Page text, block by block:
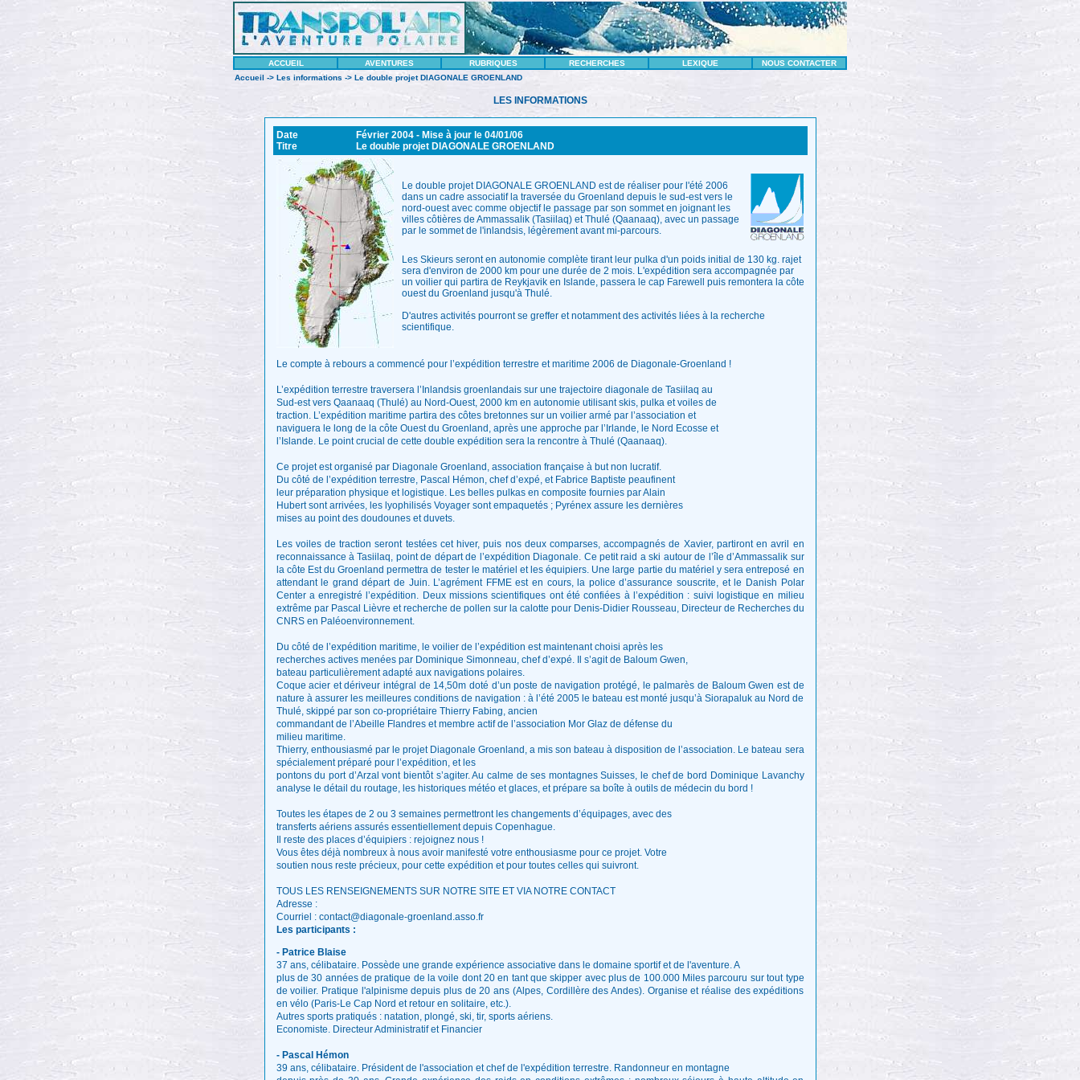
ACCUEIL AVENTURES RUBRIQUES RECHERCHES LEXIQUE
NOUS CONTACTER
Accueil -> Les informations -> Le double projet DIAGONALE GROENLAND
LES INFORMATIONS
Date
Titre
Février 2004 - Mise à jour le 04/01/06
Le double projet DIAGONALE GROENLAND
Le double projet DIAGONALE GROENLAND est de réaliser pour l'été 2006
dans un cadre associatif la traversée du Groenland depuis le sud-est vers le
nord-ouest avec comme objectif le passage par son sommet en joignant les
villes côtières de Ammassalik (Tasiilaq) et Thulé (Qaanaaq), avec un passage
par le sommet de l'inlandsis, légèrement avant mi-parcours.
Les Skieurs seront en autonomie complète tirant leur pulka d'un poids initial de 130 kg. rajet
sera d'environ de 2000 km pour une durée de 2 mois. L'expédition sera accompagnée par
un voilier qui partira de Reykjavik en Islande, passera le cap Farewell puis remontera la côte
ouest du Groenland jusqu'à Thulé.
D'autres activités pourront se greffer et notamment des activités liées à la recherche
scientifique.
Le compte à rebours a commencé pour l’expédition terrestre et maritime 2006 de Diagonale-Groenland !
L’expédition terrestre traversera l’Inlandsis groenlandais sur une trajectoire diagonale de Tasiilaq au
Sud-est vers Qaanaaq (Thulé) au Nord-Ouest, 2000 km en autonomie utilisant skis, pulka et voiles de
traction. L’expédition maritime partira des côtes bretonnes sur un voilier armé par l’association et
naviguera le long de la côte Ouest du Groenland, après une approche par l’Irlande, le Nord Ecosse et
l’Islande. Le point crucial de cette double expédition sera la rencontre à Thulé (Qaanaaq).
Ce projet est organisé par Diagonale Groenland, association française à but non lucratif.
Du côté de l’expédition terrestre, Pascal Hémon, chef d’expé, et Fabrice Baptiste peaufinent
leur préparation physique et logistique. Les belles pulkas en composite fournies par Alain
Hubert sont arrivées, les lyophilisés Voyager sont empaquetés ; Pyrénex assure les dernières
mises au point des doudounes et duvets.
Les voiles de traction seront testées cet hiver, puis nos deux comparses, accompagnés de Xavier, partiront en avril en
reconnaissance à Tasiilaq, point de départ de l’expédition Diagonale. Ce petit raid a ski autour de l’île d’Ammassalik sur
la côte Est du Groenland permettra de tester le matériel et les équipiers. Une large partie du matériel y sera entreposé en
attendant le grand départ de Juin. L’agrément FFME est en cours, la police d’assurance souscrite, et le Danish Polar
Center a enregistré l’expédition. Deux missions scientifiques ont été confiées à l’expédition : suivi logistique en milieu
extrême par Pascal Lièvre et recherche de pollen sur la calotte pour Denis-Didier Rousseau, Directeur de Recherches du
CNRS en Paléoenvironnement.
Du côté de l’expédition maritime, le voilier de l’expédition est maintenant choisi après les
recherches actives menées par Dominique Simonneau, chef d’expé. Il s’agit de Baloum Gwen,
bateau particulièrement adapté aux navigations polaires.
Coque acier et dériveur intégral de 14,50m doté d’un poste de navigation protégé, le palmarès de Baloum Gwen est de
nature à assurer les meilleures conditions de navigation : à l’été 2005 le bateau est monté jusqu’à Siorapaluk au Nord de
Thulé, skippé par son co-propriétaire Thierry Fabing, ancien
commandant de l’Abeille Flandres et membre actif de l’association Mor Glaz de défense du
milieu maritime.
Thierry, enthousiasmé par le projet Diagonale Groenland, a mis son bateau à disposition de l’association. Le bateau sera
spécialement préparé pour l’expédition, et les
pontons du port d’Arzal vont bientôt s’agiter. Au calme de ses montagnes Suisses, le chef de bord Dominique Lavanchy
analyse le détail du routage, les historiques météo et glaces, et prépare sa boîte à outils de médecin du bord !
Toutes les étapes de 2 ou 3 semaines permettront les changements d’équipages, avec des
transferts aériens assurés essentiellement depuis Copenhague.
Il reste des places d’équipiers : rejoignez nous !
Vous êtes déjà nombreux à nous avoir manifesté votre enthousiasme pour ce projet. Votre
soutien nous reste précieux, pour cette expédition et pour toutes celles qui suivront.
TOUS LES RENSEIGNEMENTS SUR NOTRE SITE ET VIA NOTRE CONTACT
Adresse :
Courriel : contact@diagonale-groenland.asso.fr
Les participants :
- Patrice Blaise
37 ans, célibataire. Possède une grande expérience associative dans le domaine sportif et de l'aventure. A
plus de 30 années de pratique de la voile dont 20 en tant que skipper avec plus de 100.000 Miles parcouru sur tout type
de voilier. Pratique l'alpinisme depuis plus de 20 ans (Alpes, Cordillère des Andes). Organise et réalise des expéditions
en vélo (Paris-Le Cap Nord et retour en solitaire, etc.).
Autres sports pratiqués : natation, plongé, ski, tir, sports aériens.
Economiste. Directeur Administratif et Financier
- Pascal Hémon
39 ans, célibataire. Président de l'association et chef de l'expédition terrestre. Randonneur en montagne